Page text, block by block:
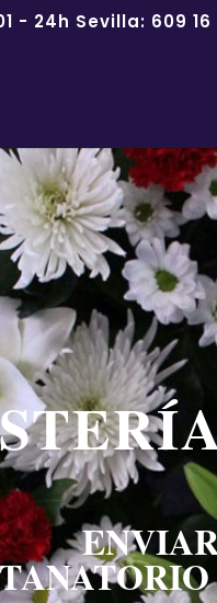
- 24h Sevilla: 609 16